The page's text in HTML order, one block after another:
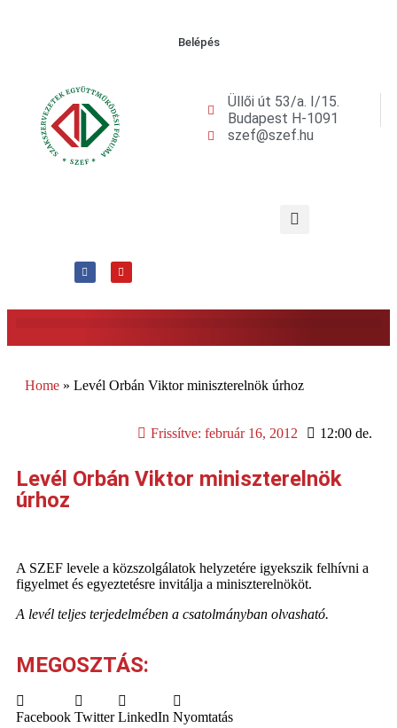
Belépés
Üllői út 53/a. I/15.
Budapest H-1091
szef@szef.hu
Home » Levél Orbán Viktor miniszterelnök úrhoz
Frissítve: február 16, 2012 12:00 de.
Levél Orbán Viktor miniszterelnök
úrhoz
A SZEF levele a közszolgálatok helyzetére igyekszik felhívni a
figyelmet és egyeztetésre invitálja a miniszterelnököt.
A levél teljes terjedelmében a csatolmányban olvasható.
MEGOSZTÁS:
Facebook Twitter LinkedIn Nyomtatás